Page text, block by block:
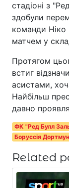
стадіоні з
здобули
команди Ніко
матчем у
Протягом
встиг
асистами,
Найбільш
давно
ФК "Ред Булл
Боруссія
Related